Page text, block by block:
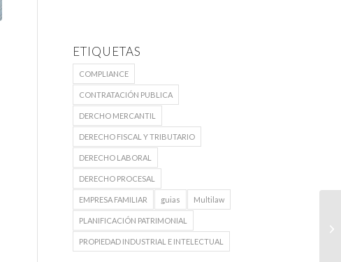
ETIQUETAS
COMPLIANCE
CONTRATACIÓN PUBLICA
DERCHO MERCANTIL
DERECHO FISCAL Y TRIBUTARIO
DERECHO LABORAL
DERECHO PROCESAL
EMPRESA FAMILIAR guias Multilaw
PLANIFICACIÓN PATRIMONIAL
PROPIEDAD INDUSTRIAL E INTELECTUAL